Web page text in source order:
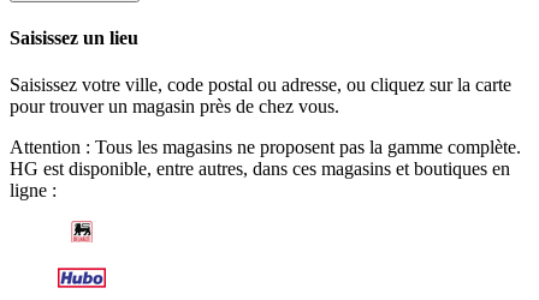
Saisissez un lieu
Saisissez votre ville, code postal ou adresse, ou cliquez sur la carte
pour trouver un magasin près de chez vous.
Attention : Tous les magasins ne proposent pas la gamme complète.
HG est disponible, entre autres, dans ces magasins et boutiques en
ligne :